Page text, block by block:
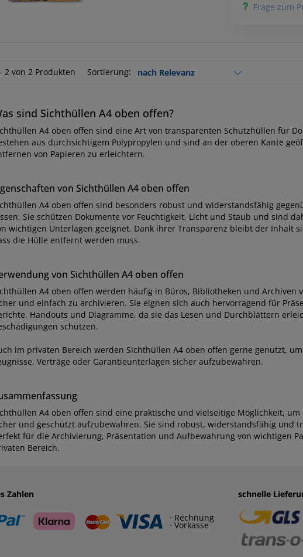
Frage zum
2 von 2 Produkten Sortierung:
sind Sichthüllen A4 oben offen?
A4 oben offen sind eine Art von transparenten Schutzhüllen für
aus durchsichtigem Polypropylen und sind an der oberen Kante
von Papieren zu erleichtern.
von Sichthüllen A4 oben offen
A4 oben offen sind besonders robust und widerstandsfähig
Sie schützen Dokumente vor Feuchtigkeit, Licht und Staub und sind
wichtigen Unterlagen geeignet. Dank ihrer Transparenz bleibt der Inhalt
die Hülle entfernt werden muss.
von Sichthüllen A4 oben offen
A4 oben offen werden häufig in Büros, Bibliotheken und Archiven
und einfach zu archivieren. Sie eignen sich auch hervorragend für
Handouts und Diagramme, da sie das Lesen und Durchblättern
schützen.
im privaten Bereich werden Sichthüllen A4 oben offen gerne genutzt,
Verträge oder Garantieunterlagen sicher aufzubewahren.
A4 oben offen sind eine praktische und vielseitige Möglichkeit,
und geschützt aufzubewahren. Sie sind robust, widerstandsfähig und
für die Archivierung, Präsentation und Aufbewahrung von wichtigen
Bereich.
Zahlen
· Rechnung
· Vorkasse
schnelle